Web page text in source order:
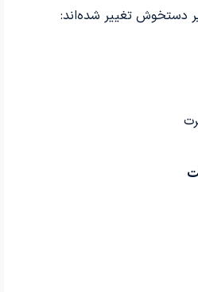
دستخوش تغییر شده‌اند: